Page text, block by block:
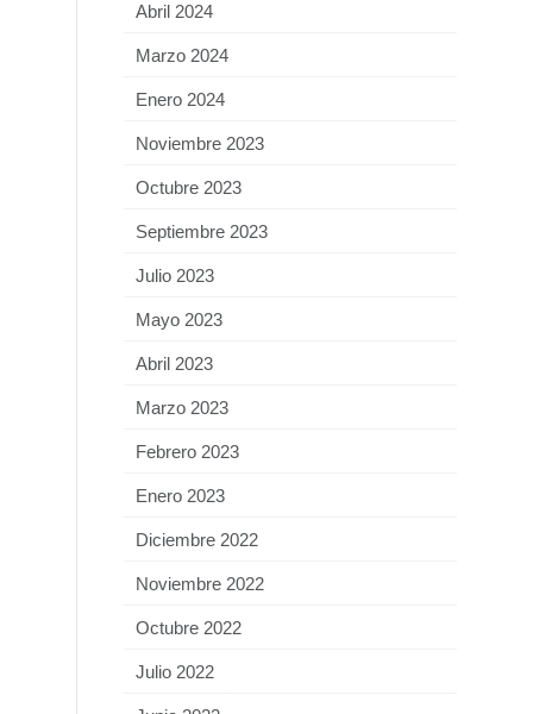
Abril 2024
Marzo 2024
Enero 2024
Noviembre 2023
Octubre 2023
Septiembre 2023
Julio 2023
Mayo 2023
Abril 2023
Marzo 2023
Febrero 2023
Enero 2023
Diciembre 2022
Noviembre 2022
Octubre 2022
Julio 2022